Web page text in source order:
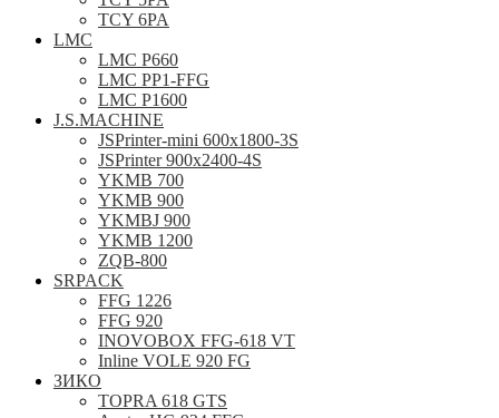
TCY 6PA
LMC
LMC P660
LMC PP1-FFG
LMC P1600
J.S.MACHINE
JSPrinter-mini 600x1800-3S
JSPrinter 900x2400-4S
YKMB 700
YKMB 900
YKMBJ 900
YKMB 1200
ZQB-800
SRPACK
FFG 1226
FFG 920
INOVOBOX FFG-618 VT
Inline VOLE 920 FG
ЗИКО
TOPRA 618 GTS